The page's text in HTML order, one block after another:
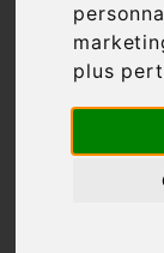
plus
Recherchez